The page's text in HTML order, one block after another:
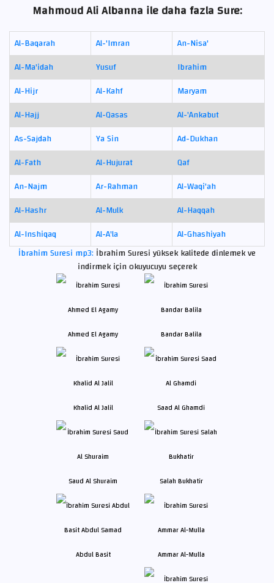
Mahmoud Ali Albanna ile daha fazla Sure:
Al-Baqarah Al-'Imran
An-Nisa'
Al-Ma'idah
Yusuf
Ibrahim
Al-Hijr
Al-Kahf
Maryam
Al-Hajj
Al-Qasas
Al-'Ankabut
As-Sajdah
Ya Sin
Ad-Dukhan
Al-Fath
Al-Hujurat
Qaf
An-Najm
Ar-Rahman
Al-Waqi'ah
Al-Hashr
Al-Mulk
Al-Haqqah
Al-Inshiqaq
Al-A'la
Al-Ghashiyah
İbrahim Suresi mp3: İbrahim Suresi yüksek kalitede dinlemek ve
indirmek için okuyucuyu seçerek
Ahmed El Agamy Bandar Balila
Khalid Al Jalil Saad Al Ghamdi
Saud Al Shuraim Salah Bukhatir
Abdul Basit Ammar Al-Mulla